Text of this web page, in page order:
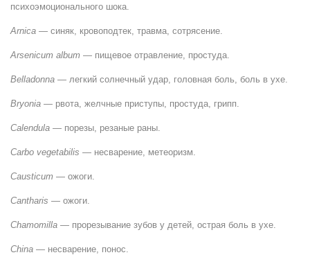
психоэмоционального шока.
Arnica — синяк, кровоподтек, травма, сотрясение.
Arsenicum album — пищевое отравление, простуда.
Belladonna — легкий солнечный удар, головная боль, боль в ухе.
Bryonia — рвота, желчные приступы, простуда, грипп.
Calendula — порезы, резаные раны.
Carbo vegetabilis — несварение, метеоризм.
Causticum — ожоги.
Cantharis — ожоги.
Chamomilla — прорезывание зубов у детей, острая боль в ухе.
China — несварение, понос.